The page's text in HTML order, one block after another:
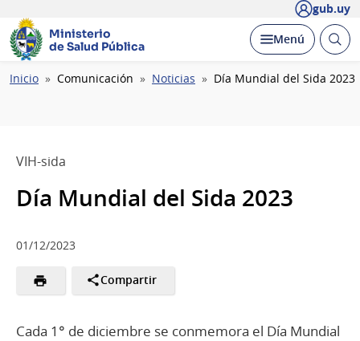
gub.uy
Ministerio
de Salud Pública
Desplegar
Menú Abrir
Ruta
Inicio Comunicación Noticias Día Mundial del Sida 2023
VIH-sida
Día Mundial del Sida 2023
01/12/2023
Compartir
Cada 1° de diciembre se conmemora el Día Mundial